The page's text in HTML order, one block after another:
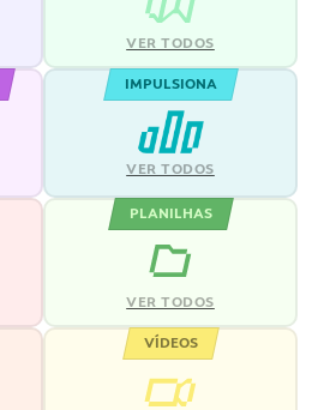
VER TODOS
IMPULSIONA
VER TODOS
PLANILHAS
VER TODOS
VÍDEOS